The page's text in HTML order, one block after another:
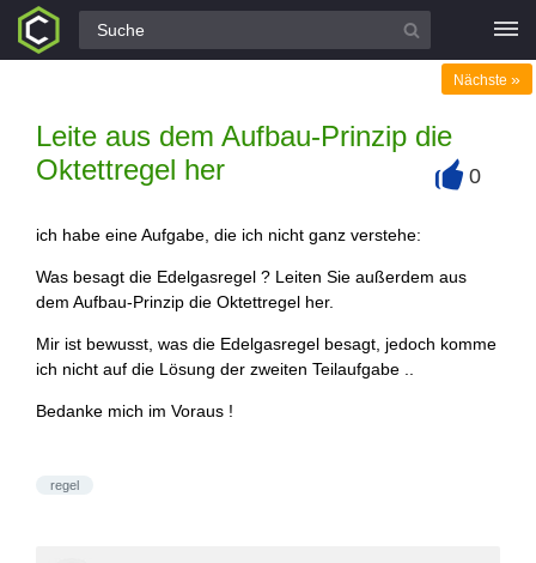
Alle Fragen
Leite aus dem Aufbau-Prinzip die
Oktettregel her
Nächste »
0
ich habe eine Aufgabe, die ich nicht ganz verstehe:
Was besagt die Edelgasregel ? Leiten Sie außerdem aus
dem Aufbau-Prinzip die Oktettregel her.
Mir ist bewusst, was die Edelgasregel besagt, jedoch komme
ich nicht auf die Lösung der zweiten Teilaufgabe ..
Bedanke mich im Voraus !
regel